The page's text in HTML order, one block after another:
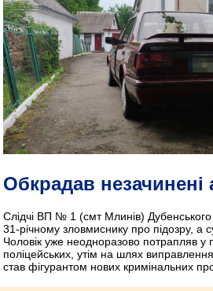
Обкрадав незачинені
Слідчі ВП № 1 (смт Млинів)
31-річному зловмиснику про підозру, а
Чоловік уже неодноразово потрапляв у
поліцейських, утім на шлях виправлення
став фігурантом нових кримінальних